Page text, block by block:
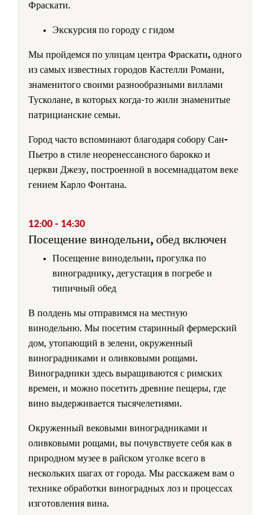
Фраскати.
Экскурсия по городу с гидом
Мы пройдемся по улицам центра Фраскати, одного
из самых известных городов Кастелли Романи,
знаменитого своими разнообразными виллами
Тусколане, в которых когда-то жили знаменитые
патрицианские семьи.
Город часто вспоминают благодаря собору Сан-
Пьетро в стиле неоренессансного барокко и
церкви Джезу, построенной в восемнадцатом веке
гением Карло Фонтана.
12:00 - 14:30
Посещение винодельни, обед включен
Посещение винодельни, прогулка по
винограднику, дегустация в погребе и
типичный обед
В полдень мы отправимся на местную
винодельню. Мы посетим старинный фермерский
дом, утопающий в зелени, окруженный
виноградниками и оливковыми рощами.
Виноградники здесь выращиваются с римских
времен, и можно посетить древние пещеры, где
вино выдерживается тысячелетиями.
Окруженный вековыми виноградниками и
оливковыми рощами, вы почувствуете себя как в
природном музее в райском уголке всего в
нескольких шагах от города. Мы расскажем вам о
технике обработки виноградных лоз и процессах
изготовления вина.